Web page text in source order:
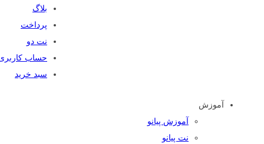
بلاگ
پرداخت
نت دو
حساب
سبد خرید
آموزش
آموزش پیانو
نت پیانو